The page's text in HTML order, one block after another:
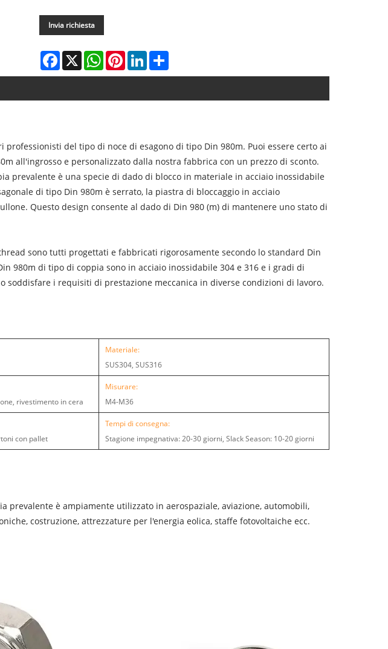
Invia richiesta
Facebook
X WhatsAppPinterestLinkedInShare
professionisti del tipo di noce di esagono di tipo Din 980m. Puoi essere certo ai
all'ingrosso e personalizzato dalla nostra fabbrica con un prezzo di sconto.
prevalente è una specie di dado di blocco in materiale in acciaio inossidabile
di tipo Din 980m è serrato, la piastra di bloccaggio in acciaio
Questo design consente al dado di Din 980 (m) di mantenere uno stato di
sono tutti progettati e fabbricati rigorosamente secondo lo standard Din
980m di tipo di coppia sono in acciaio inossidabile 304 e 316 e i gradi di
soddisfare i requisiti di prestazione meccanica in diverse condizioni di lavoro.
Materiale:
SUS304, SUS316
rivestimento in cera
Misurare:
M4-M36
con pallet
Tempi di consegna:
Stagione impegnativa: 20-30 giorni, Slack Season: 10-20 giorni
prevalente è ampiamente utilizzato in aerospaziale, aviazione, automobili,
costruzione, attrezzature per l'energia eolica, staffe fotovoltaiche ecc.